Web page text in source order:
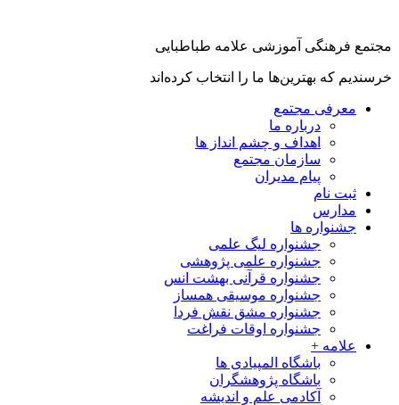
فرهنگی آموزشی علامه طباطبایی
که بهترین‌ها ما را انتخاب کرده‌اند
معرفی مجتمع
درباره ما
اهداف و چشم انداز ها
سازمان مجتمع
پیام مدیران
ثبت نام
مدارس
جشنواره ها
جشنواره لیگ علمی
جشنواره علمی پژوهشی
جشنواره قرآنی بهشت انس
جشنواره موسیقی همساز
جشنواره مشق نقش فردا
جشنواره اوقات فراغت
علامه +
باشگاه المپیادی ها
باشگاه پژوهشگران
آکادمی علم و اندیشه